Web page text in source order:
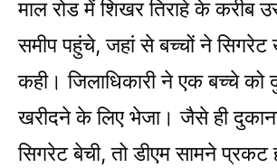
माल रोड में शिखर तिराहे के करीब
समीप पहुंचे, जहां से बच्चों ने सिगरेट
कही। जिलाधिकारी ने एक बच्चे को
खरीदने के लिए भेजा। जैसे ही
सिगरेट बेची, तो डीएम सामने प्रकट